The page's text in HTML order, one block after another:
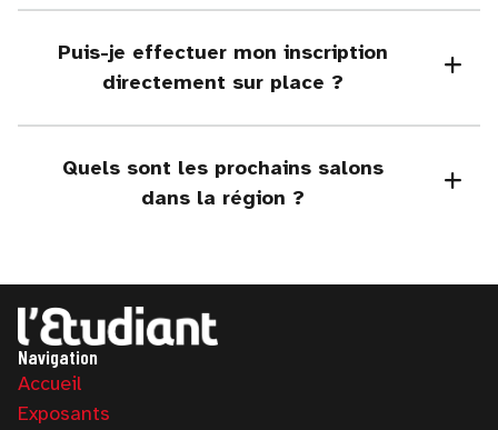
Puis-je effectuer mon inscription
directement sur place ?
Quels sont les prochains salons
dans la région ?
Navigation
Accueil
Exposants